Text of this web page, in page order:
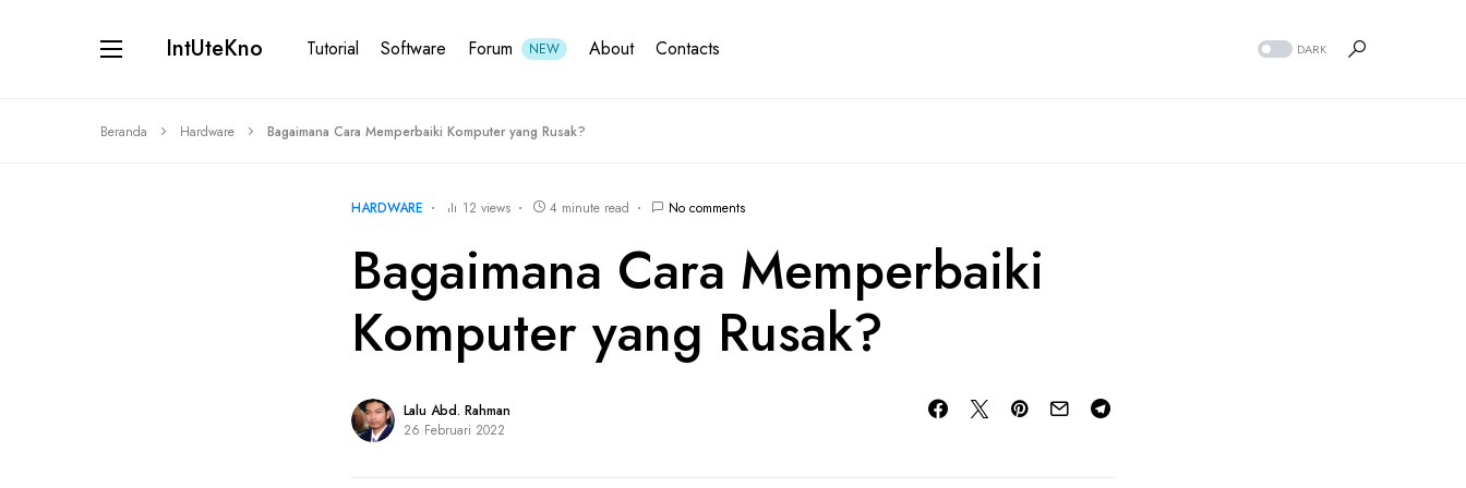
IntUteKno Tutorial Software Forum NEW About Contacts DARK
Beranda Hardware Bagaimana Cara Memperbaiki Komputer yang Rusak?
HARDWARE 12 views 4 minute read No comments
Bagaimana Cara Memperbaiki
Komputer yang Rusak?
Lalu Abd. Rahman
26 Februari 2022